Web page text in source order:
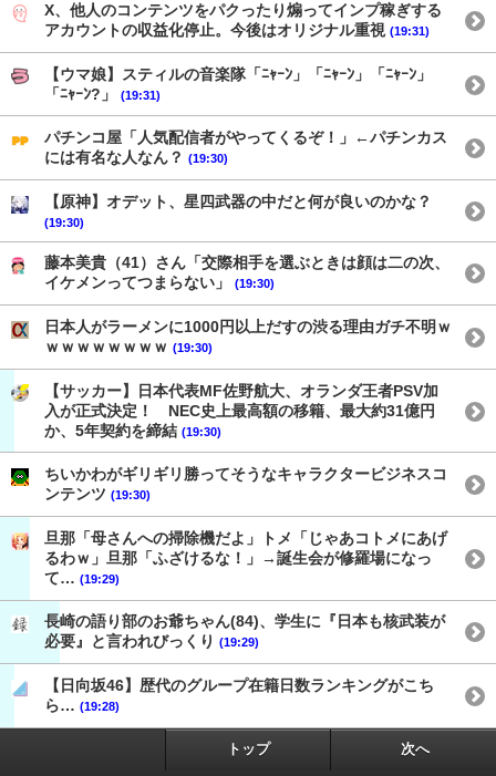
X、他人のコンテンツをパクったり煽ってインプ稼ぎする
アカウントの収益化停止。今後はオリジナル重視 (19:31)
【ウマ娘】スティルの音楽隊「ﾆｬｰﾝ」「ﾆｬｰﾝ」「ﾆｬｰﾝ」
「ﾆｬｰﾝ?」
(19:31)
パチンコ屋「人気配信者がやってくるぞ！」←パチンカス
には有名な人なん？ (19:30)
【原神】オデット、星四武器の中だと何が良いのかな？
(19:30)
藤本美貴（41）さん「交際相手を選ぶときは顔は二の次、
イケメンってつまらない」
(19:30)
日本人がラーメンに1000円以上だすの渋る理由ガチ不明ｗ
ｗｗｗｗｗｗｗｗ (19:30)
【サッカー】日本代表MF佐野航大、オランダ王者PSV加
入が正式決定！ NEC史上最高額の移籍、最大約31億円
か、5年契約を締結 (19:30)
ちいかわがギリギリ勝ってそうなキャラクタービジネスコ
ンテンツ (19:30)
旦那「母さんへの掃除機だよ」トメ「じゃあコトメにあげ
るわｗ」旦那「ふざけるな！」→誕生会が修羅場になっ
て… (19:29)
長崎の語り部のお爺ちゃん(84)、学生に『日本も核武装が
必要』と言われびっくり (19:29)
【日向坂46】歴代のグループ在籍日数ランキングがこち
ら… (19:28)
トップ 次へ